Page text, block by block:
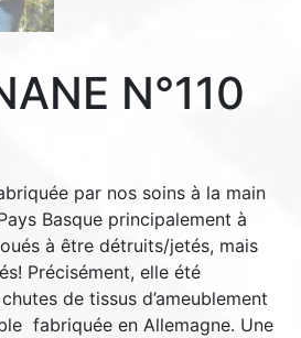
N°110
par nos soins à la main
Basque principalement à
à être détruits/jetés, mais
Précisément, elle été
de tissus d’ameublement
fabriquée en Allemagne. Une